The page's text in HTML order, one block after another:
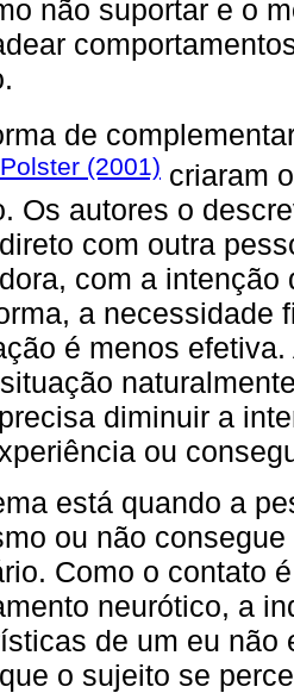
não suportar e o
de
(2001) criaram
Os autores o
com outra
com a
a necessidade
é menos
diminuir a
ou
está quando a
ou não
Como o contato
neurótico, a
de um eu não
o sujeito se